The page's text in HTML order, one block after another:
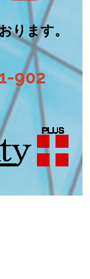
ります。
902